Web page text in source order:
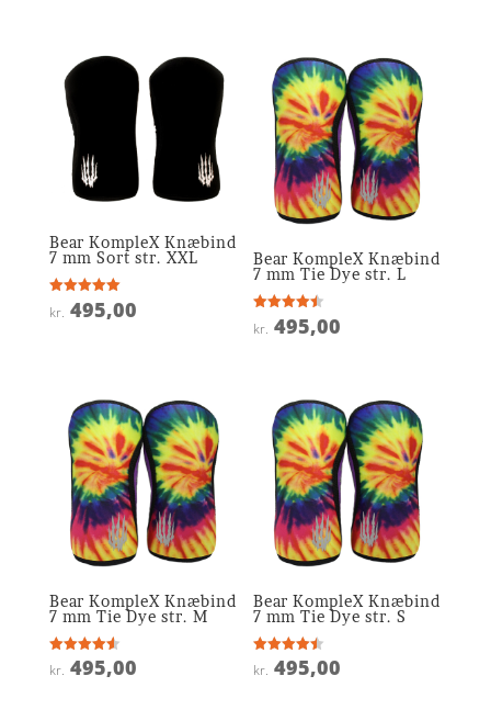
Bear KompleX Knæbind
7 mm Sort str. XXL
Vurderet
5
kr. 495,00
Bear KompleX Knæbind
7 mm Tie Dye str. L
Vurderet
4.5
kr. 495,00
Bear KompleX Knæbind
7 mm Tie Dye str. M
Vurderet
4.6
kr. 495,00
Bear KompleX Knæbind
7 mm Tie Dye str. S
Vurderet
4.5
kr. 495,00